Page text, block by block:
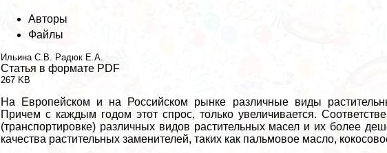
Авторы
Файлы
Ильина С.В. Радюк Е.А.
Статья в формате PDF
267 KB
На Европейском и на Российском рынке различные виды
Причем с каждым годом этот спрос, только увеличивается.
(трaнcпортировке) различных видов растительных масел и их более
качества растительных заменителей, таких как пальмовое масло,